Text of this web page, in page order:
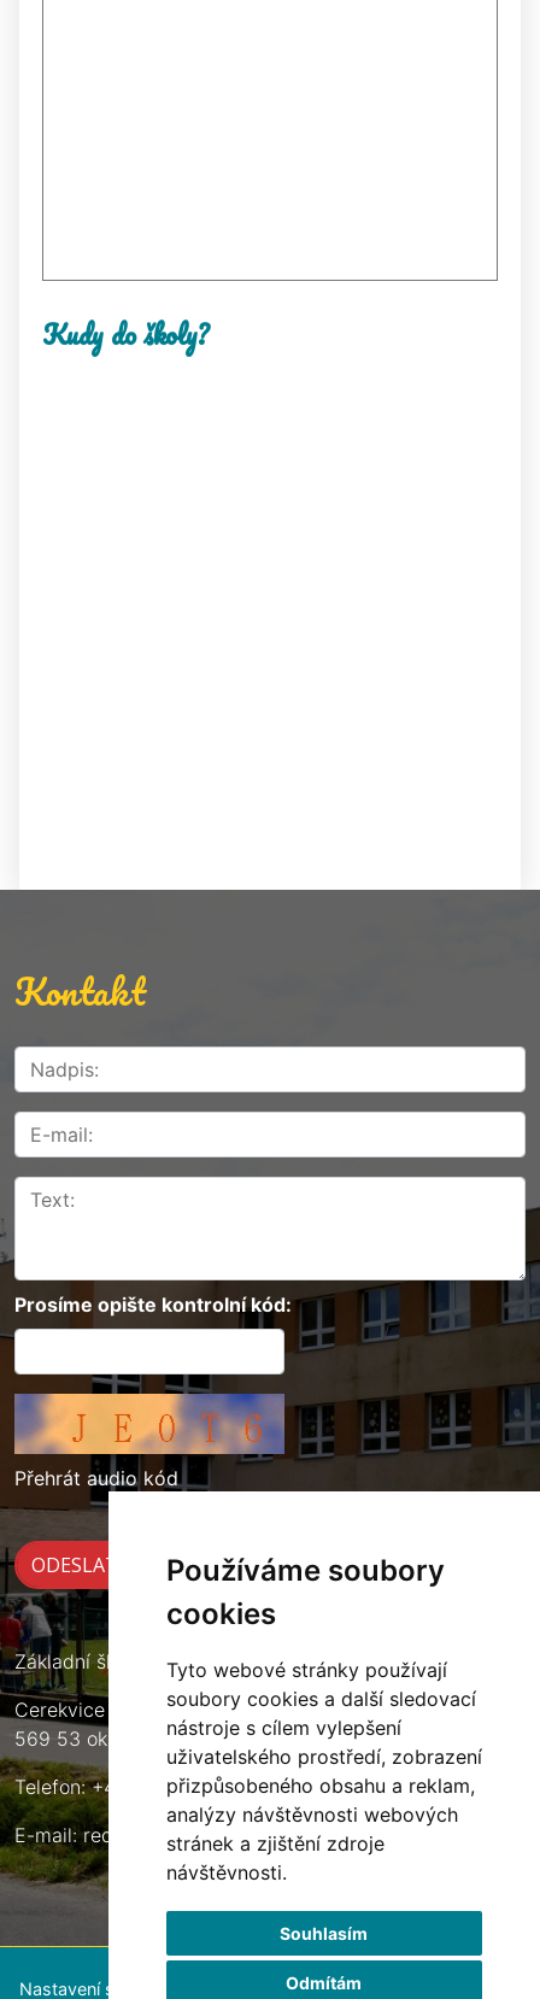
Používáme soubory
cookies
Tyto webové stránky používají
soubory cookies a další sledovací
nástroje s cílem vylepšení
uživatelského prostředí, zobrazení
přizpůsobeného obsahu a reklam,
analýzy návštěvnosti webových
stránek a zjištění zdroje
návštěvnosti.
Souhlasím
Odmítám
Kudy do školy?
Kontakt
Prosíme opište kontrolní kód:
Přehrát audio kód
Základní škola Cerekvice nad Loučnou
Cerekvice nad Loučnou 135
569 53 okres Svitavy
Telefon: +420 461 633 140
E-mail:reditel@zscerekvice.cz
Nastavení souborů cookie